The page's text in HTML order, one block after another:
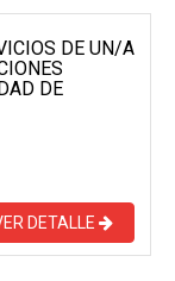
DE UN/A
DE
DETALLE